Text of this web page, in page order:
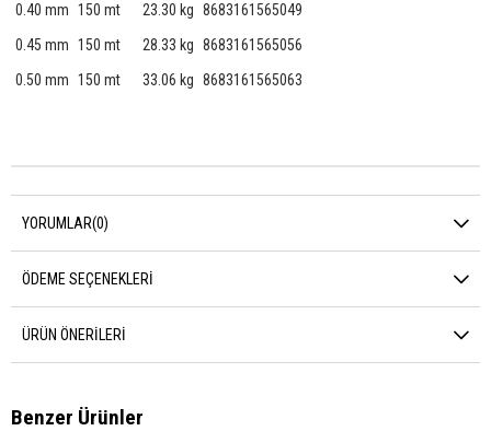
0.40 mm 150 mt 23.30 kg 8683161565049
0.45 mm 150 mt 28.33 kg 8683161565056
0.50 mm 150 mt 33.06 kg 8683161565063
YORUMLAR(0)
ÖDEME SEÇENEKLERI
ÜRÜN ÖNERILERI
Benzer Ürünler